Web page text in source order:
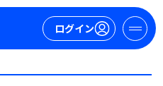
ログイン